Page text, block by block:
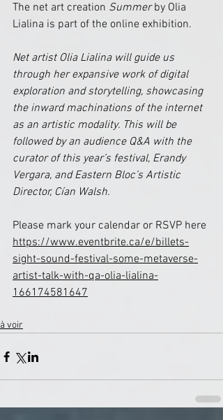
The net art creation Summer by Olia
Lialina is part of the online exhibition.
Net artist Olia Lialina will guide us
through her expansive work of digital
exploration and storytelling, showcasing
the inward machinations of the internet
as an artistic modality. This will be
followed by an audience Q&A with the
curator of this year’s festival, Erandy
Vergara, and Eastern Bloc’s Artistic
Director, Cían Walsh.
Please mark your calendar or RSVP here
https://www.eventbrite.ca/e/billets-
sight-sound-festival-some-metaverse-
artist-talk-with-qa-olia-lialina-
166174581647
à voir